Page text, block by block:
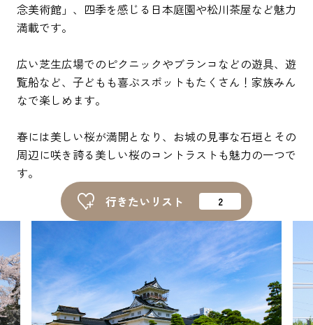
念美術館」、四季を感じる日本庭園や松川茶屋など魅力
満載です。
広い芝生広場でのピクニックやブランコなどの遊具、遊
覧船など、子どもも喜ぶスポットもたくさん！家族みん
なで楽しめます。
春には美しい桜が満開となり、お城の見事な石垣とその
周辺に咲き誇る美しい桜のコントラストも魅力の一つで
す。
行きたいリスト
ピックアップ
はじめての高岡
地元ライター記事
お得で便利なサービス
観光ガイド
レンタサイクル